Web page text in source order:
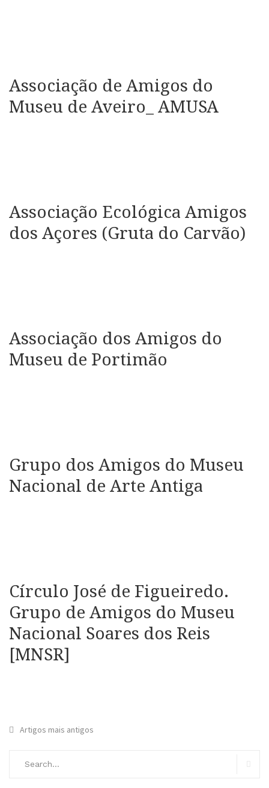
Associação de Amigos do
Museu de Aveiro_ AMUSA
Associação Ecológica Amigos
dos Açores (Gruta do Carvão)
Associação dos Amigos do
Museu de Portimão
Grupo dos Amigos do Museu
Nacional de Arte Antiga
Círculo José de Figueiredo.
Grupo de Amigos do Museu
Nacional Soares dos Reis
[MNSR]
Navegação
Artigos mais antigos